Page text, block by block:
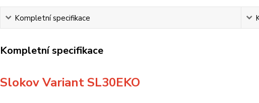
Kompletní specifikace
Kompletní specifikace
Slokov Variant SL30EKO